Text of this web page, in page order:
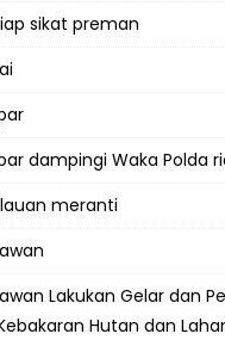
sikat preman
dampingi Waka Polda
meranti
Lakukan Gelar dan
Hutan dan